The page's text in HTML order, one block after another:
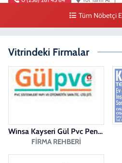
0 (258) 261 45 60 Yol Tarifi Al
Dişçioğlu Eczanesi
DUMLUPINAR CAD. NO:28 A
Tüm Nöbetçi
Vitrindeki Firmalar
Winsa Kayseri Gül Pvc Pencere Kayseri Winsa
FIRMA REHBERI